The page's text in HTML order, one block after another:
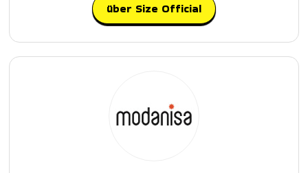
über Size Official